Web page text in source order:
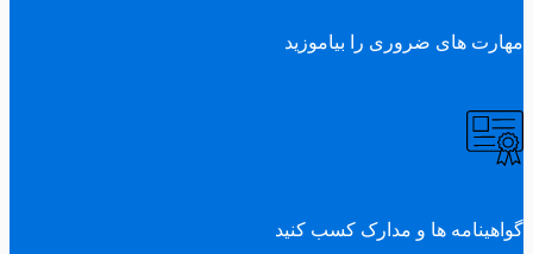
مهارت های ضروری را بیاموزید
گواهینامه ها و مدارک کسب کنید